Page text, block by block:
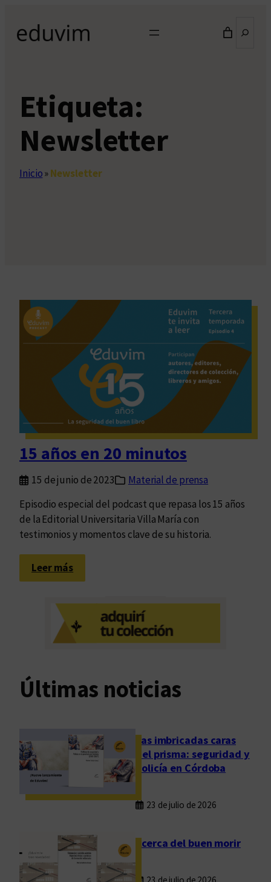
contenido
Etiqueta:
Newsletter
Inicio»Newsletter
15 años en 20 minutos
15 de junio de 2023
Material de prensa
Episodio especial del podcast que repasa los 15 años
de la Editorial Universitaria Villa María con
testimonios y momentos clave de su historia.
Leer más:
1
ñ
o
n
m
i
t
Últimas noticias
Las imbricadas caras
del prisma: seguridad y
policía en Córdoba
23 de julio de 2026
Acerca del buen morir